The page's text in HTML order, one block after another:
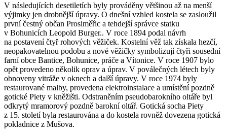
V následujících desetiletích byly prováděny většinou až na menší
výjimky jen drobnější úpravy. O dnešní vzhled kostela se zasloužil
první čestný občan Prosiměřic a tehdejší správce statku
v Bohunicích Leopold Burger.. V roce 1894 podal návrh
na postavení čtyř rohových věžiček. Kostelní věž tak získala hezčí,
neopakovatelnou podobu a nové věžičky symbolizují čtyři sousední
farní obce Bantice, Bohunice, práče a Vítonice. V roce 1907 bylo
opět provedeno několik oprav a úprav. V poválečných létech byly
obnoveny vitráže v oknech a další úpravy. V roce 1974 byly
restaurované malby, provedena elektroinstalace a umístění pozdně
gotické Piety v kněžišti. Odstraněním pseudobarokního oltáře byl
odkrytý mramorový pozdně barokní oltář. Gotická socha Piety
z 15. století byla restaurována a do kostela rovněž dovezena gotická
pokladnice z Mušova.